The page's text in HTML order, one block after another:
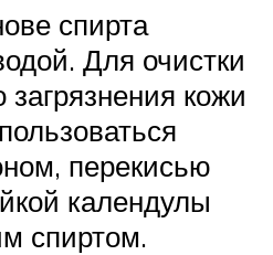
спирта
Для очистки
загрязнения кожи
перекисью
календулы
спиртом.